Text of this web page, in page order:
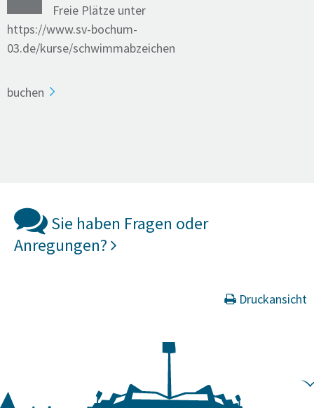
Freie Plätze unter
https://www.sv-bochum-
03.de/kurse/schwimmabzeichen
buchen
Sie haben Fragen oder
Anregungen?
Druckansicht